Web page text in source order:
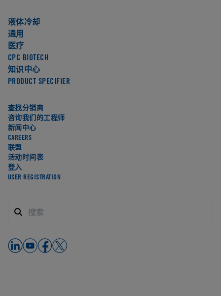
液体冷却
通用
医疗
CPC BIOTECH
知识中心
PRODUCT SPECIFIER
查找分销商
咨询我们的工程师
新闻中心
CAREERS
联盟
活动时间表
登入
USER REGISTRATION